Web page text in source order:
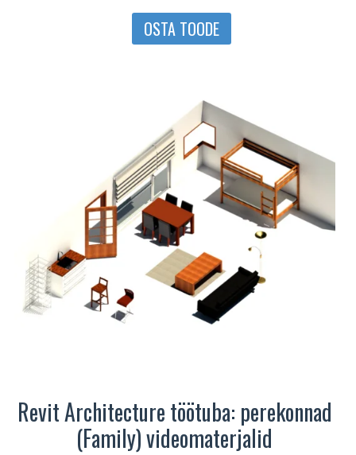
OSTA TOODE
Revit Architecture töötuba: perekonnad
(Family) videomaterjalid